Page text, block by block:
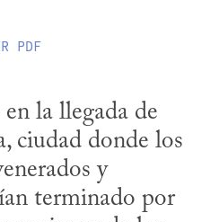
PDF
la llegada de
ciudad donde los
y
terminado por